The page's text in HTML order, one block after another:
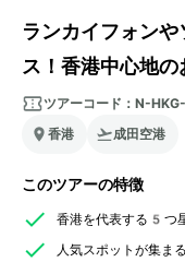
ランカイフォン
ス！香港中心地
ツアーコード： N-
香港
成田空港
このツアーの特徴
香港を代表する5つ
人気スポットが集ま